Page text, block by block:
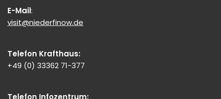
E-Mail:
visit@niederfinow.de
Telefon Krafthaus:
+49 (0) 33362 71-377
Telefon Infozentrum: